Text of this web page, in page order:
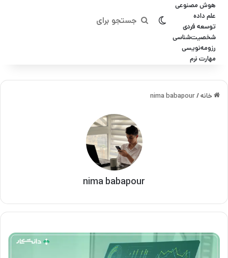
هوش مصنوعی
علم داده
توسعه فردی
شخصیت‌شناسی
رزومه‌نویسی
مهارت نرم
تغییر پوسته
جستجو
خانه/
nima babapour
nima babapour